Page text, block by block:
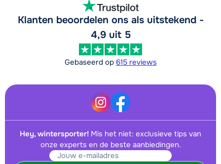
Klanten beoordelen ons als uitstekend -
4,9 uit 5
Gebaseerd op 615 reviews
Hey, wintersporter! Mis het niet: exclusieve tips van
onze experts en de beste aanbiedingen.